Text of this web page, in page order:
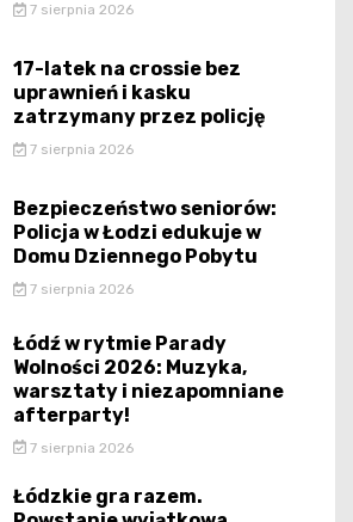
7 sierpnia 2026
17-latek na crossie bez
uprawnień i kasku
zatrzymany przez policję
7 sierpnia 2026
Bezpieczeństwo seniorów:
Policja w Łodzi edukuje w
Domu Dziennego Pobytu
7 sierpnia 2026
Łódź w rytmie Parady
Wolności 2026: Muzyka,
warsztaty i niezapomniane
afterparty!
7 sierpnia 2026
Łódzkie gra razem.